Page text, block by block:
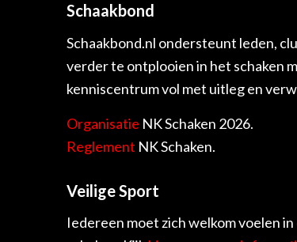
Schaakbond
Schaakbond.nl ondersteunt leden,
verder te ontplooien in het schaken
kenniscentrum vol met uitleg en
Organisatie NK Schaken 2026.
Reglement NK Schaken.
Veilige Sport
Iedereen moet zich welkom voelen